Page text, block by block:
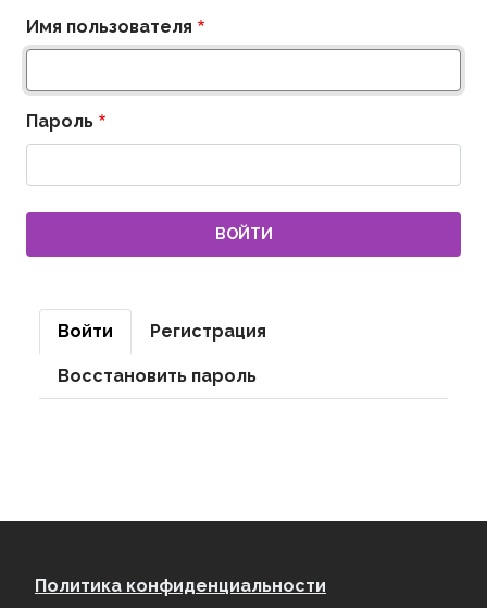
Имя пользователя
Пароль
Главные вкладки
Войти Регистрация
Восстановить пароль
Footer menu
Политика конфиденциальности